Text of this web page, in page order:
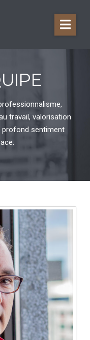
travail, valorisation
profond sentiment